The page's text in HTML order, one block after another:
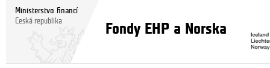
Ministerstvo financí
Česká republika
Fondy EHP a Norska